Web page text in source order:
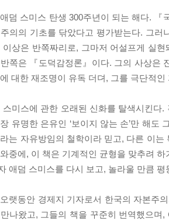
덤 스미스 탄생 300주년이 되는 해다.
의의 기초를 닦았다고 평가받는다. 그러
이상은 반쪽짜리로, 그마저 어설프게 실
쪽은 『도덕감정론』이다. 그의 사상은
대한 재조명이 유독 더뎌, 그를 극단적
스미스에 관한 오래된 신화를 탈색시킨다
유명한 은유인 ‘보이지 않는 손’만 해
는 자유방임의 철학이라 믿고, 다른 이
중에, 이 책은 기계적인 균형을 맞추려
애덤 스미스를 다시 보고, 놀라울 만큼
랫동안 경제지 기자로서 한국의 자본주
나왔고, 그들의 책을 꾸준히 번역했으